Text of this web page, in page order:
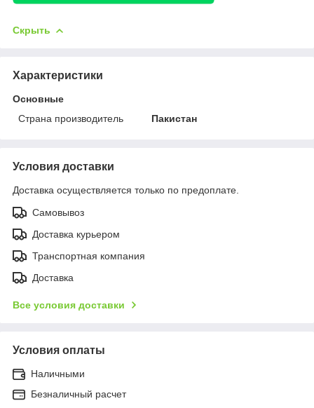
Скрыть
Характеристики
Основные
Страна производитель
Пакистан
Условия доставки
Доставка осуществляется только по предоплате.
Самовывоз
Доставка курьером
Транспортная компания
Доставка
Все условия доставки
Условия оплаты
Наличными
Безналичный расчет